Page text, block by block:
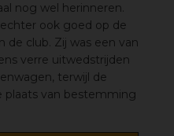
nog wel herinneren.
ook goed op de
club. Zij was een van
verre uitwedstrijden
terwijl de
plaats van bestemming